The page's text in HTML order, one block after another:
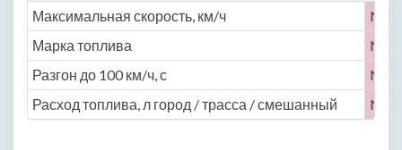
Максимальная скорость, км/ч
No
Марка топлива
No
Разгон до 100 км/ч, с
No
Расход топлива, л город / трасса / смешанный
No